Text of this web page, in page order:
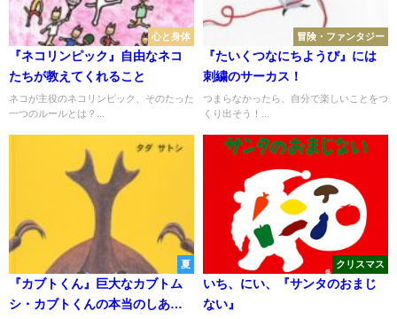
心と身体
『ネコリンピック』自由なネコ
たちが教えてくれること
ネコが主役のネコリンピック、そのたった
一つのルールとは？...
冒険・ファンタジー
『たいくつなにちようび』には
刺繍のサーカス！
つまらなかったら、自分で楽しいことをつ
くり出そう！...
夏
『カブトくん』巨大なカブトム
シ・カブトくんの本当のしあわ
クリスマス
いち、にい、『サンタのおまじ
ない』